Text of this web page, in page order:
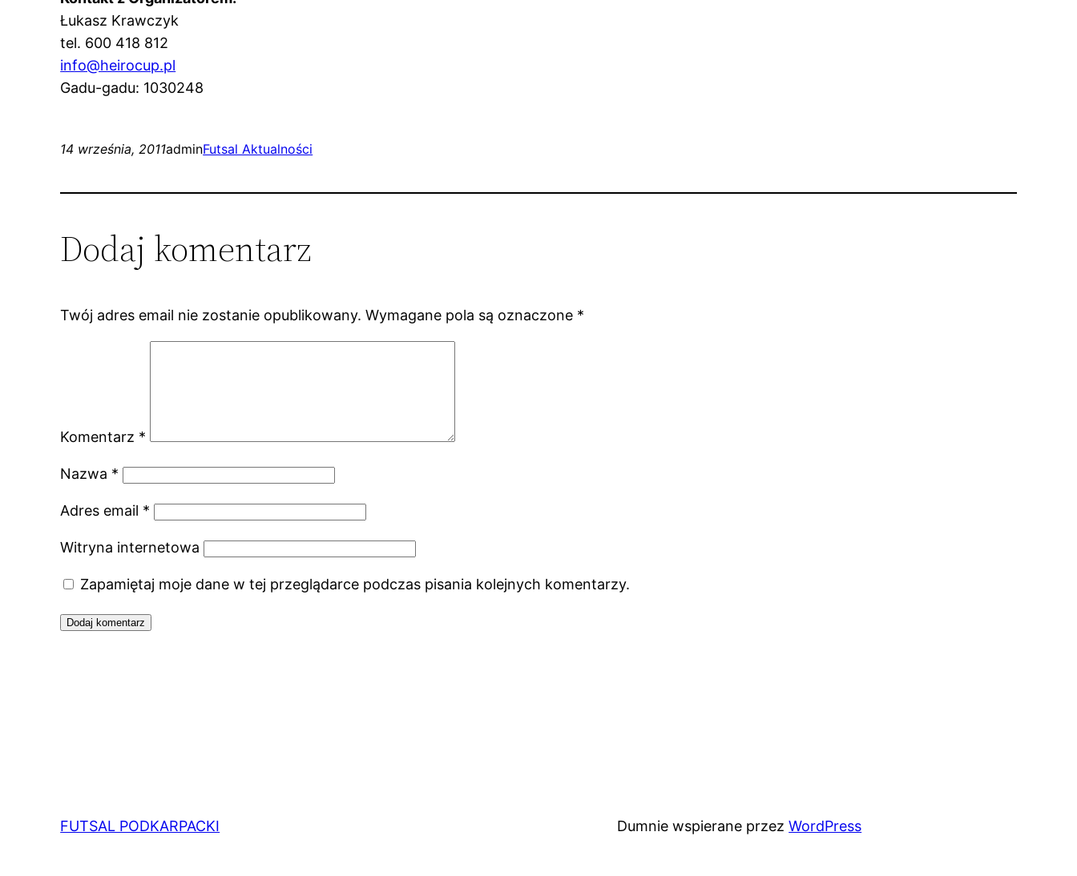
Łukasz Krawczyk
tel. 600 418 812
info@heirocup.pl
Gadu-gadu: 1030248
14 września, 2011adminFutsal Aktualności
Dodaj komentarz
Twój adres email nie zostanie opublikowany. Wymagane pola są oznaczone *
Komentarz *
Nazwa *
Adres email *
Witryna internetowa
Zapamiętaj moje dane w tej przeglądarce podczas pisania kolejnych komentarzy.
FUTSAL PODKARPACKI Dumnie wspierane przezWordPress